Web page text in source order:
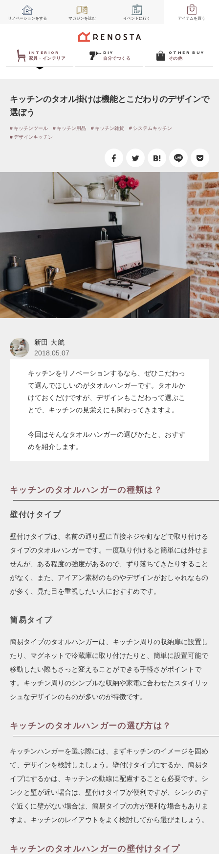
リノベーションをする マガジンを読む イベント に行く アイテムを買う
INTERIOR
家具・インテリア
DIY
自分でつくる
OTHER BUY
その他
キッチンのタオル掛けは機能とこだわりのデザインで
選ぼう
キッチンツール キッチン用品 キッチン雑貨
システムキッチン
デザインキッチン
新田 大航
2018.05.07
キッチンをリノベーションするなら、ぜひこだわっ
て選んでほしいのがタオルハンガーです。タオルか
けておくだけですが、デザインもこだわって選ぶこ
とで、キッチンの見栄えにも関わってきますよ。
今回はそんなタオルハンガーの選びかたと、おすす
めを紹介します。
キッチンのタオルハンガーの種類は？
壁付けタイプ
壁付けタイプは、名前の通り壁に直接ネジや釘などで取り付ける
タイプのタオルハンガーです。一度取り付けると簡単には外せま
せんが、ある程度の強度があるので、ずり落ちてきたりすること
がなく、また、アイアン素材のものやデザインがおしゃれなもの
が多く、見た目を重視したい人におすすめです。
簡易タイプ
簡易タイプのタオルハンガーは、キッチン周りの収納扉に設置し
たり、マグネットで冷蔵庫に取り付けたりと、簡単に設置可能で
移動したい際もさっと変えることができる手軽さがポイントで
す。キッチン周りのシンプルな収納や家電に合わせたスタイリッ
シュなデザインのものが多いのが特徴です。
キッチンのタオルハンガーの選び方は？
キッチンハンガーを選ぶ際には、まずキッチンのイメージを固め
て、デザインを検討しましょう。壁付けタイプにするか、簡易タ
イプにするかは、キッチンの動線に配慮することも必要です。シ
ンクと壁が近い場合は、壁付けタイプが便利ですが、シンクのす
ぐ近くに壁がない場合は、簡易タイプの方が便利な場合もありま
すよ。キッチンのレイアウトをよく検討してから選びましょう。
キッチンのタオルハンガーの壁付けタイプ